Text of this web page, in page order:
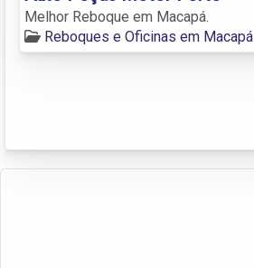
Melhor Reboque em Macapá.
Reboques e Oficinas em Macapá